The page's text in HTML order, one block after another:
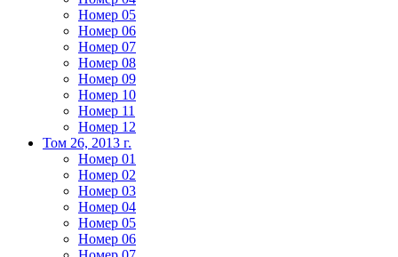
Номер 05
Номер 06
Номер 07
Номер 08
Номер 09
Номер 10
Номер 11
Номер 12
Том 26, 2013 г.
Номер 01
Номер 02
Номер 03
Номер 04
Номер 05
Номер 06